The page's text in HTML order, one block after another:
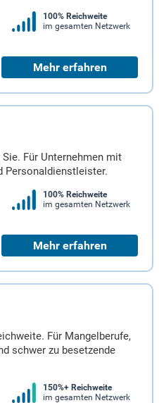
100% Reichweite
im gesamten Netzwerk
Mehr erfahren
Für Unternehmen mit
Personaldienstleister.
100% Reichweite
im gesamten Netzwerk
Mehr erfahren
Für Mangelberufe,
schwer zu besetzende
150%+ Reichweite
im gesamten Netzwerk